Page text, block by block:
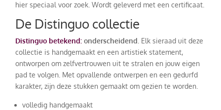
hier speciaal voor zoek. Wordt geleverd met een certificaat.
De Distinguo collectie
Distinguo betekend: onderscheidend. Elk sieraad uit deze
collectie is handgemaakt en een artistiek statement,
ontworpen om zelfvertrouwen uit te stralen en jouw eigen
pad te volgen. Met opvallende ontwerpen en een gedurfd
karakter, zijn deze stukken gemaakt om gezien te worden.
volledig handgemaakt